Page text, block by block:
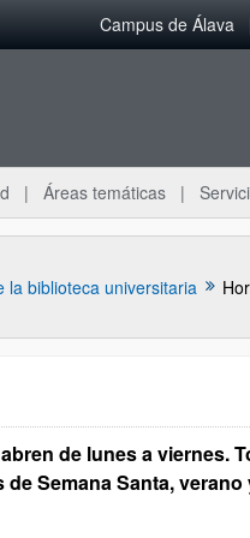
Campus de Álava
Áreas temáticas
la biblioteca universitaria
de lunes a viernes.
Semana Santa,